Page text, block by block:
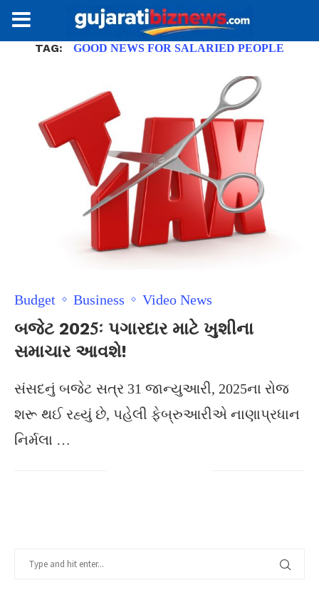
TAG: GOOD NEWS FOR SALARIED PEOPLE
Budget Business Video News
બજેટ 2025ઃ પગારદાર માટે ખુશીના
સમાચાર આવશે!
સંસદનું બજેટ સત્ર 31 જાન્યુઆરી, 2025ના રોજ
શરૂ થઈ રહ્યું છે, પહેલી ફેબ્રુઆરીએ નાણાપ્રધાન
નિર્મલા …